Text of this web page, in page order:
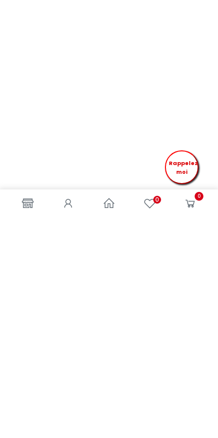
0 0
Rappelez
moi